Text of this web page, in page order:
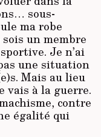
sous-
ma robe
un membre
Je n’ai
une situation
Mais au lieu
vais à la guerre.
contre
égalité qui